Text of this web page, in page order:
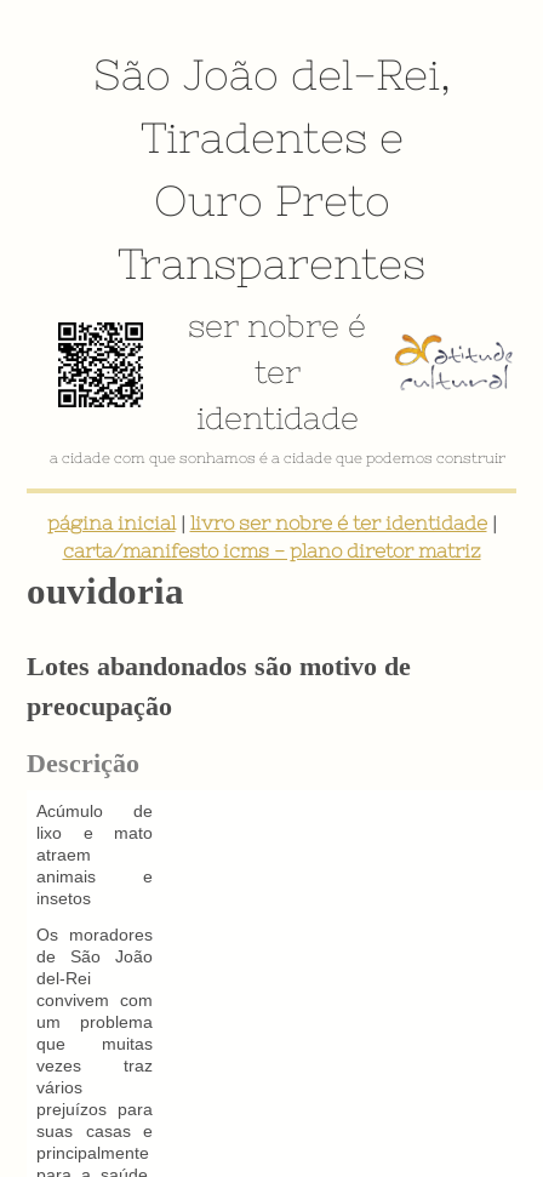
São João del-Rei,
Tiradentes e
Ouro Preto
Transparentes
ser nobre é
ter
identidade
VÍDEO INSTITUCIONAL
página inicial| livro ser nobre é ter identidade|
carta/manifesto icms - plano diretor matriz
ouvidoria
Lotes abandonados são motivo de
preocupação
Descrição
Acúmulo de
lixo e mato
atraem
animais e
insetos
Os moradores
de São João
del-Rei
convivem com
um problema
que muitas
vezes traz
vários
prejuízos para
suas casas e
principalmente